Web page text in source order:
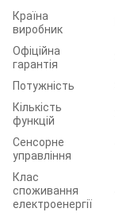
Країна
виробник
Офіційна
гарантія
Потужність
Кількість
функцій
Сенсорне
управління
Клас
споживання
електроенергії